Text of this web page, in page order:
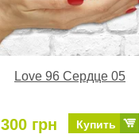
Love 96 Сердце 05
300 грн Купить